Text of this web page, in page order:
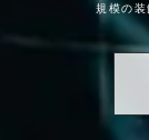
規模の装